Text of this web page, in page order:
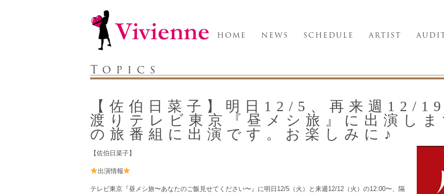
HOME NEWS SCHEDULE ARTIST
Topics
【佐伯日菜子】明日12/5、再来週12/
渡りテレビ東京『昼メシ旅』に出演し
の旅番組に出演です。お楽しみに♪
【佐伯日菜子】
出演情報
テレビ東京『昼メシ旅〜あなたのご飯見せてください〜』に明日12/5（火）と来週12/12（火）の12:00〜、隔